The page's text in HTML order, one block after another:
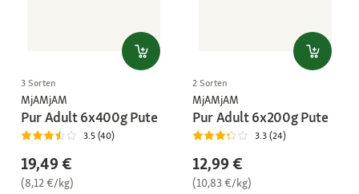
3 Sorten
MjAMjAM
Pur Adult 6x400g Pute
3.5 (40)
19,49 €
(8,12 €/kg)
2 Sorten
MjAMjAM
Pur Adult 6x200g Pute
3.3 (24)
12,99 €
(10,83 €/kg)